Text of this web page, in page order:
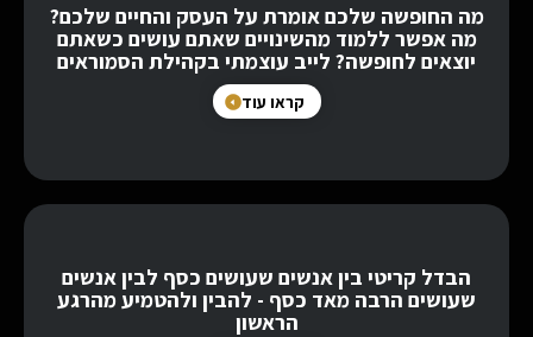
מה החופשה שלכם אומרת על העסק והחיים שלכם?
מה אפשר ללמוד מהשינויים שאתם עושים כשאתם
יוצאים לחופשה? לייב עוצמתי בקהילת הסמוראים
קראו עוד
הבדל קריטי בין אנשים שעושים כסף לבין אנשים
שעושים הרבה מאד כסף - להבין ולהטמיע מהרגע
הראשון